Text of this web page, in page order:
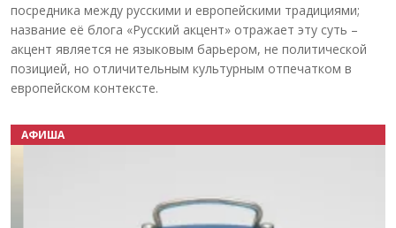
посредника между русскими и европейскими традициями;
название её блога «Русский акцент» отражает эту суть –
акцент является не языковым барьером, не политической
позицией, но отличительным культурным отпечатком в
европейском контексте.
АФИША